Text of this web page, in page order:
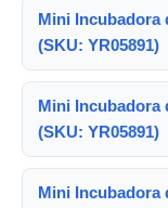
Mini Incubadora
(SKU: YR05891)
Mini Incubadora
(SKU: YR05891)
Mini Incubadora